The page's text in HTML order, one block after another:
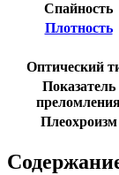
Спайность
Плотность
Оптический
Показатель
Плеохроизм